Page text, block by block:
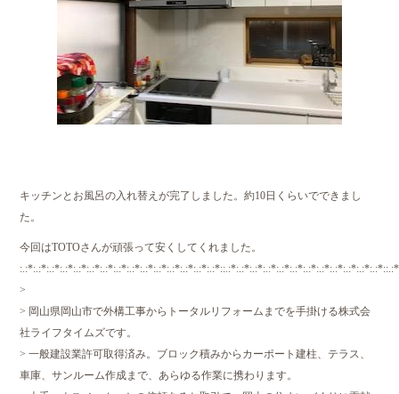
キッチンとお風呂の入れ替えが完了しました。約10日くらいでできまし
た。
今回はTOTOさんが頑張って安くしてくれました。
>
> 岡山県岡山市で外構工事からトータルリフォームまでを手掛ける株式会
社ライフタイムズです。
> 一般建設業許可取得済み。ブロック積みからカーポート建柱、テラス、
車庫、サンルーム作成まで、あらゆる作業に携わります。